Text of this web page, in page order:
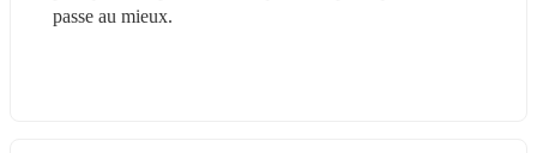
passe au mieux.